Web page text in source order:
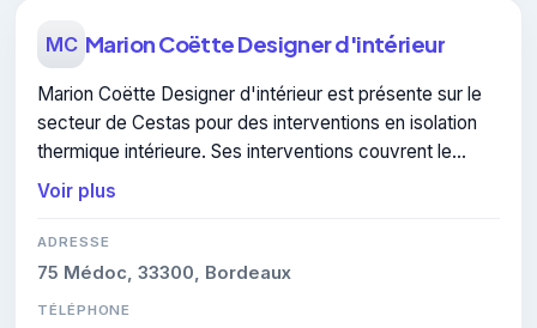
MC Marion Coëtte Designer d'intérieur
Marion Coëtte Designer d'intérieur est présente sur le
secteur de Cestas pour des interventions en isolation
thermique intérieure. Ses interventions couvrent le
domaine de isolation thermique intérieure.
Voir plus
ADRESSE
75 Médoc, 33300, Bordeaux
TÉLÉPHONE